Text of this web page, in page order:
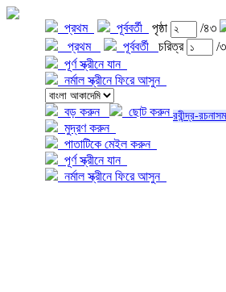
প্রথম পূর্ববর্তী পৃষ্ঠা /৪৩
প্রথম
পূর্ববর্তী চরিত্র /৩
পূর্ণ স্ক্রীনে যান
নর্মাল স্ক্রীনে ফিরে আসুন
বড় করুন
ছোট করুন
মুদ্রণ করুন
পাতাটিকে মেইল করুন
পূর্ণ স্ক্রীনে যান
নর্মাল স্ক্রীনে ফিরে আসুন
রবীন্দ্র-